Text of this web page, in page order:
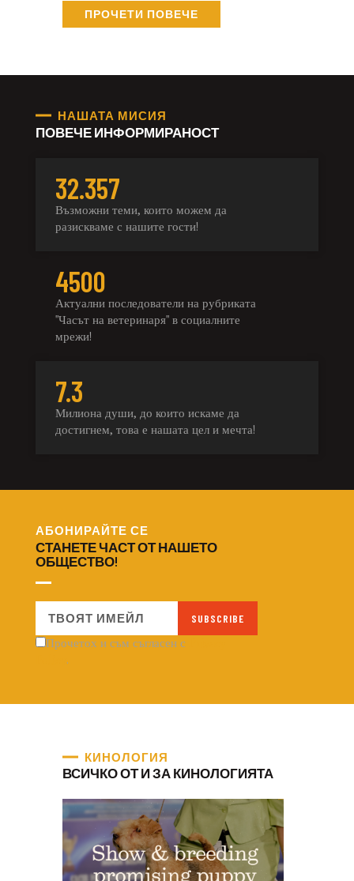
ПРОЧЕТИ ПОВЕЧЕ
НАШАТА МИСИЯ
ПОВЕЧЕ ИНФОРМИРАНОСТ
Възможни теми, които можем да
разискваме с нашите гости!
32.357
Актуални последователи на рубриката
"Часът на ветеринаря" в социалните
мрежи!
4500
Милиона души, до които искаме да
достигнем, това е нашата цел и мечта!
7.3
АБОНИРАЙТЕ СЕ
СТАНЕТЕ ЧАСТ ОТНАШЕТО
ОБЩЕСТВО!
SUBSCRIBE
Прочетох и съм съгласен с
.
КИНОЛОГИЯ
ВСИЧКО ОТ И ЗА КИНОЛОГИЯТА